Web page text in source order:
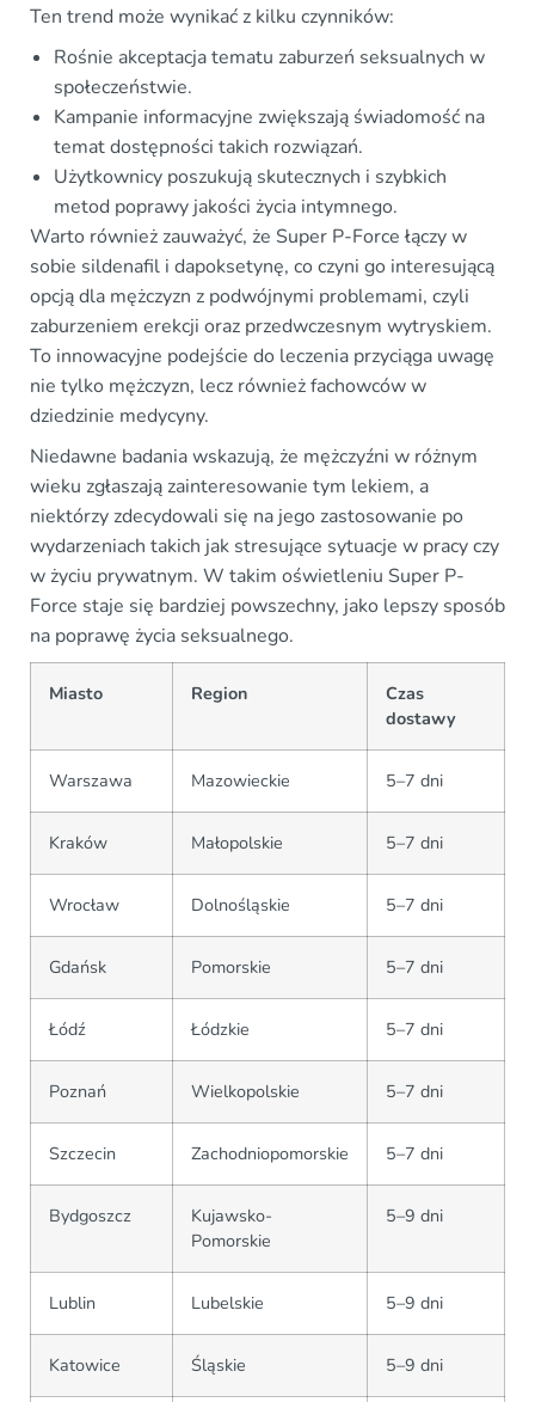
Ten trend może wynikać z kilku czynników:
Rośnie akceptacja tematu zaburzeń seksualnych w
społeczeństwie.
Kampanie informacyjne zwiększają świadomość na
temat dostępności takich rozwiązań.
Użytkownicy poszukują skutecznych i szybkich
metod poprawy jakości życia intymnego.
Warto również zauważyć, że Super P-Force łączy w
sobie sildenafil i dapoksetynę, co czyni go interesującą
opcją dla mężczyzn z podwójnymi problemami, czyli
zaburzeniem erekcji oraz przedwczesnym wytryskiem.
To innowacyjne podejście do leczenia przyciąga uwagę
nie tylko mężczyzn, lecz również fachowców w
dziedzinie medycyny.
Niedawne badania wskazują, że mężczyźni w różnym
wieku zgłaszają zainteresowanie tym lekiem, a
niektórzy zdecydowali się na jego zastosowanie po
wydarzeniach takich jak stresujące sytuacje w pracy czy
w życiu prywatnym. W takim oświetleniu Super P-
Force staje się bardziej powszechny, jako lepszy sposób
na poprawę życia seksualnego.
Miasto Region
Czas
dostawy
Warszawa Mazowieckie 5–7 dni
Kraków Małopolskie 5–7 dni
Wrocław Dolnośląskie 5–7 dni
Gdańsk Pomorskie 5–7 dni
Łódź Łódzkie 5–7 dni
Poznań Wielkopolskie 5–7 dni
Szczecin Zachodniopomorskie 5–7 dni
Bydgoszcz
Kujawsko-
Pomorskie
5–9 dni
Lublin Lubelskie 5–9 dni
Katowice Śląskie 5–9 dni